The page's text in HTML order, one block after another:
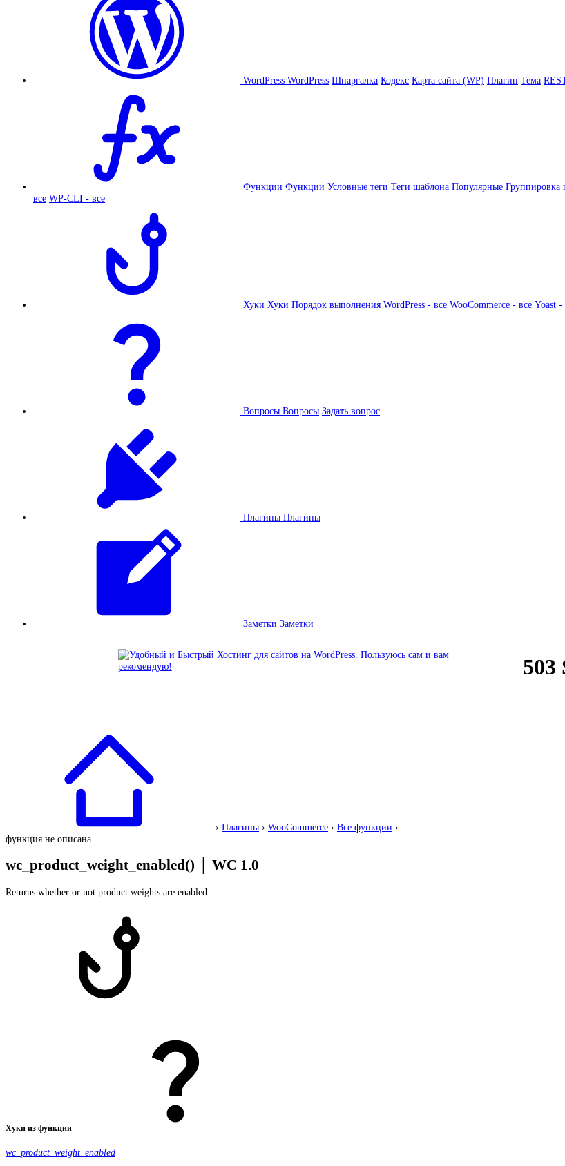
WordPress WordPress Шпаргалка Кодекс Карта сайта (WP) Плагин Тема
Функции Функции Условные теги Теги шаблона Популярные Группировка
все WP-CLI - все
Хуки Хуки Порядок выполнения WordPress - все WooCommerce - все Yoast -
Вопросы Вопросы Задать вопрос
Плагины Плагины
Заметки Заметки
› Плагины › WooCommerce › Все функции ›
функция не описана
wc_product_weight_enabled() WC 1.0
Returns whether or not product weights are enabled.
Хуки из функции
wc_product_weight_enabled